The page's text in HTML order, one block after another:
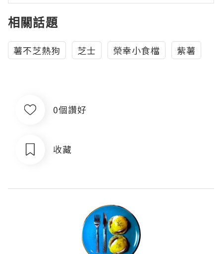
相關話題
薯不芝熱狗 芝士 榮幸小食檔 紫薯
0個讚好
收藏